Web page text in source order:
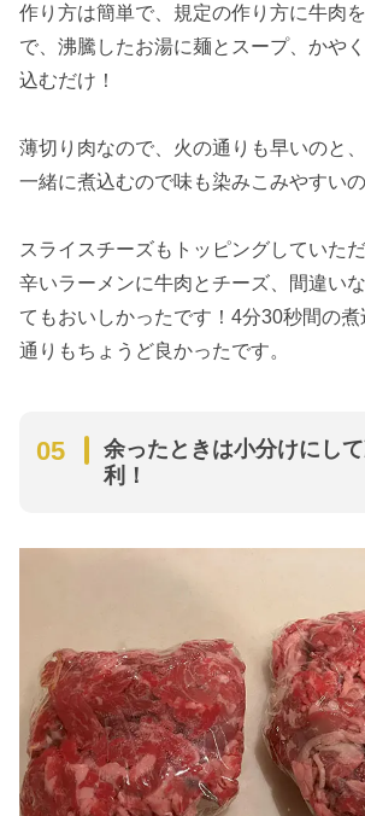
作り方は簡単で、規定の作り方に牛肉
で、沸騰したお湯に麺とスープ、かや
込むだけ！
薄切り肉なので、火の通りも早いのと
一緒に煮込むので味も染みこみやすいの
スライスチーズもトッピングしていただ
辛いラーメンに牛肉とチーズ、間違い
てもおいしかったです！4分30秒間の
通りもちょうど良かったです。
余ったときは小分けにし
利！